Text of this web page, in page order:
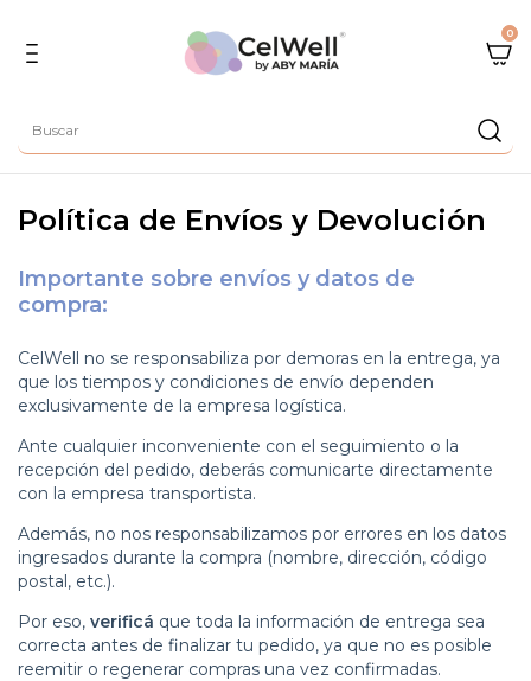
0
Política de Envíos y Devolución
Importante sobre envíos y datos de
compra:
CelWell no se responsabiliza por demoras en la entrega, ya
que los tiempos y condiciones de envío dependen
exclusivamente de la empresa logística.
Ante cualquier inconveniente con el seguimiento o la
recepción del pedido, deberás comunicarte directamente
con la empresa transportista.
Además, no nos responsabilizamos por errores en los datos
ingresados durante la compra (nombre, dirección, código
postal, etc.).
Por eso, verificá que toda la información de entrega sea
correcta antes de finalizar tu pedido, ya que no es posible
reemitir o regenerar compras una vez confirmadas.